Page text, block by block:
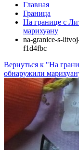
Главная
Граница
На границе с
марихуану
na-granice-s-
f1d4fbc
Вернуться к "На
обнаружили